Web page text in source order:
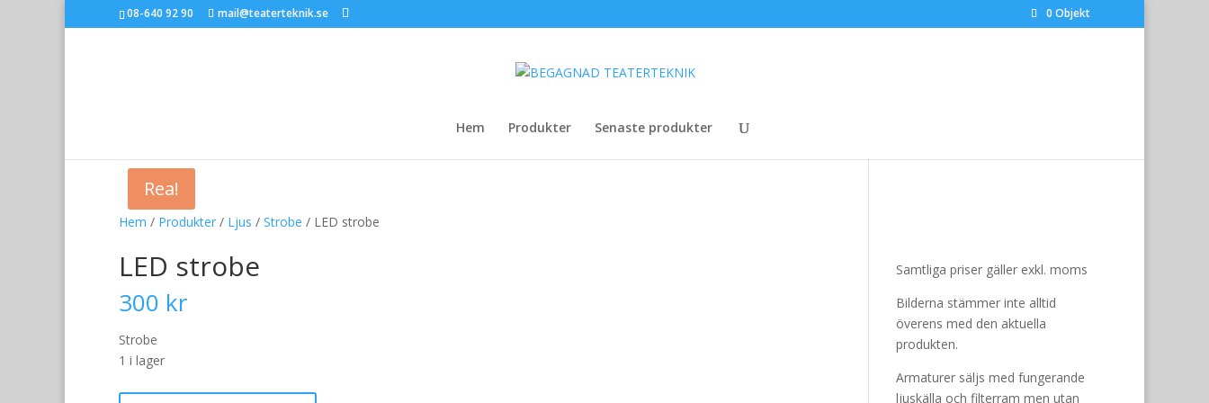
08-640 92 90 mail@teaterteknik.se 0 Objekt
Hem Produkter Senaste produkter
Hem / Produkter / Ljus / Strobe / LED strobe
LED strobe
300 kr
Strobe
1 i lager
Rea!
Samtliga priser gäller exkl. moms
Bilderna stämmer inte alltid
överens med den aktuella
produkten.
Armaturer säljs med fungerande
ljuskälla och filterram men utan